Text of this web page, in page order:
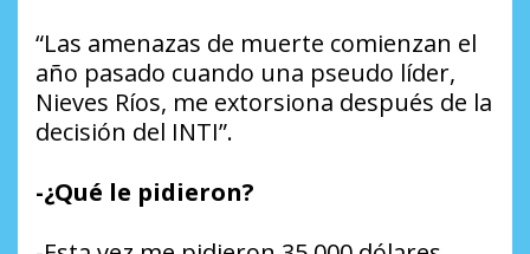
“Las amenazas de muerte comienzan el
año pasado cuando una pseudo líder,
Nieves Ríos, me extorsiona después de la
decisión del INTI”.
-¿Qué le pidieron?